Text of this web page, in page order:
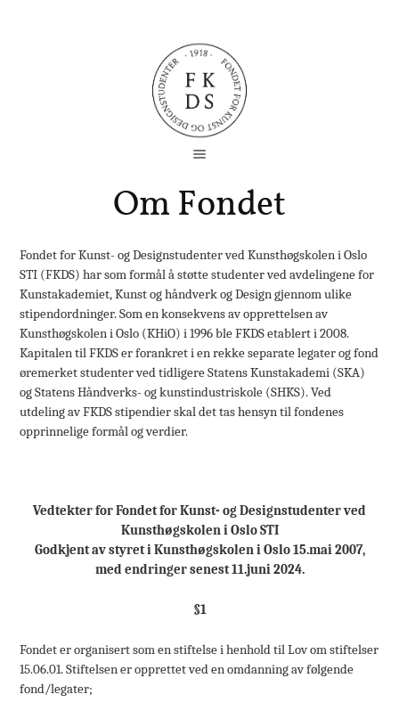
Om Fondet
Fondet for Kunst- og Designstudenter ved Kunsthøgskolen i Oslo
STI (FKDS) har som formål å støtte studenter ved avdelingene for
Kunstakademiet, Kunst og håndverk og Design gjennom ulike
stipendordninger. Som en konsekvens av opprettelsen av
Kunsthøgskolen i Oslo (KHiO) i 1996 ble FKDS etablert i 2008.
Kapitalen til FKDS er forankret i en rekke separate legater og fond
øremerket studenter ved tidligere Statens Kunstakademi (SKA)
og Statens Håndverks- og kunstindustriskole (SHKS). Ved
utdeling av FKDS stipendier skal det tas hensyn til fondenes
opprinnelige formål og verdier.
Vedtekter for Fondet for Kunst- og Designstudenter ved
Kunsthøgskolen i Oslo STI
Godkjent av styret i Kunsthøgskolen i Oslo 15.mai 2007,
med endringer senest 11.juni 2024.
§1
Fondet er organisert som en stiftelse i henhold til Lov om stiftelser
15.06.01. Stiftelsen er opprettet ved en omdanning av følgende
fond/legater;